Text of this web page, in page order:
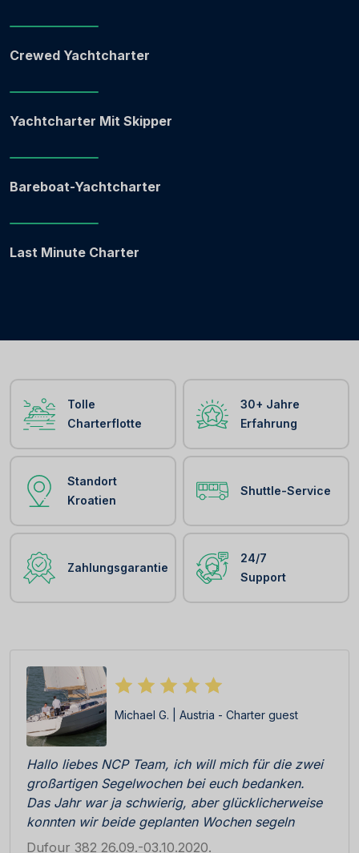
Crewed Yachtcharter
Yachtcharter Mit Skipper
Bareboat-Yachtcharter
Last Minute Charter
Tolle
Charterflotte
30+ Jahre
Erfahrung
Standort
Kroatien
Shuttle-Service
Zahlungsgarantie
24/7
Support
Michael G. | Austria - Charter guest
Hallo liebes NCP Team, ich will mich für die zwei
großartigen Segelwochen bei euch bedanken.
Das Jahr war ja schwierig, aber glücklicherweise
konnten wir beide geplanten Wochen segeln
gehen – auch wenn die zweite nur mit einem statt
Dufour 382 26.09.-03.10.2020.